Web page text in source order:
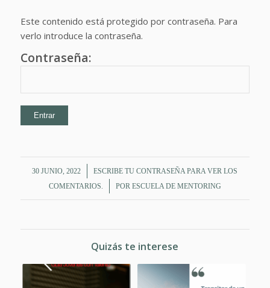
Este contenido está protegido por contraseña. Para
verlo introduce la contraseña.
Contraseña:
30 JUNIO, 2022
/
ESCRIBE TU CONTRASEÑA PARA VER LOS
COMENTARIOS.
/ POR ESCUELA DE MENTORING
Quizás te interese